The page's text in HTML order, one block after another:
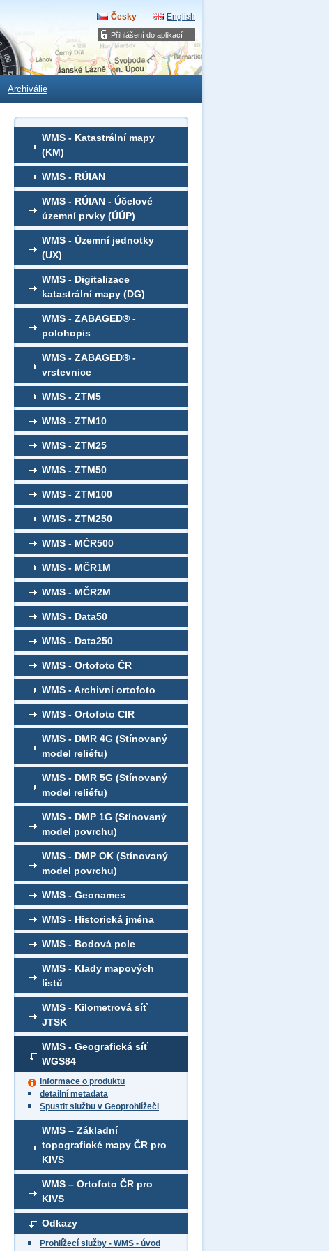
Přihlášení do aplikací
Česky English
Archiválie
WMS - Katastrální mapy
(KM)
WMS - RÚIAN
WMS - RÚIAN - Účelové
územní prvky (ÚÚP)
WMS - Územní jednotky
(UX)
WMS - Digitalizace
katastrální mapy (DG)
WMS - ZABAGED® -
polohopis
WMS - ZABAGED® -
vrstevnice
WMS - ZTM5
WMS - ZTM10
WMS - ZTM25
WMS - ZTM50
WMS - ZTM100
WMS - ZTM250
WMS - MČR500
WMS - MČR1M
WMS - MČR2M
WMS - Data50
WMS - Data250
WMS - Ortofoto ČR
WMS - Archivní ortofoto
WMS - Ortofoto CIR
WMS - DMR 4G (Stínovaný
model reliéfu)
WMS - DMR 5G (Stínovaný
model reliéfu)
WMS - DMP 1G (Stínovaný
model povrchu)
WMS - DMP OK (Stínovaný
model povrchu)
WMS - Geonames
WMS - Historická jména
WMS - Bodová pole
WMS - Klady mapových
listů
WMS - Kilometrová síť
JTSK
WMS - Geografická síť
WGS84
informace o produktu
detailní metadata
Spustit službu v Geoprohlížeči
WMS – Základní
topografické mapy ČR pro
KIVS
WMS – Ortofoto ČR pro
KIVS
Odkazy
Prohlížecí služby - WMS - úvod